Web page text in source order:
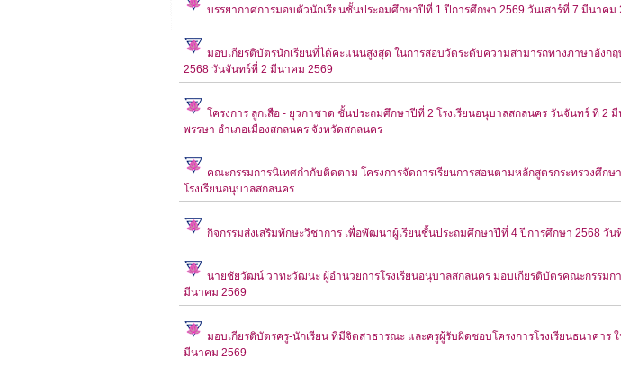
บรรยากาศการมอบตัวนักเรียนชั้นประถมศึกษาปีที่ 1 ปีการศึกษา 2569 วันเสาร์ที่ 7 มีนาค
มอบเกียรติบัตรนักเรียนที่ได้คะแนนสูงสุด ในการสอบวัดระดับความสามารถทางภาษาอังก
2568 วันจันทร์ที่ 2 มีนาคม 2569
โครงการ ลูกเสือ - ยุวกาชาด ชั้นประถมศึกษาปีที่ 2 โรงเรียนอนุบาลสกลนคร วันจันทร์ ที่ 2
พรรษา อำเภอเมืองสกลนคร จังหวัดสกลนคร
คณะกรรมการนิเทศกำกับติดตาม โครงการจัดการเรียนการสอนตามหลักสูตรกระทรวงศึก
โรงเรียนอนุบาลสกลนคร
กิจกรรมส่งเสริมทักษะวิชาการ เพื่อพัฒนาผู้เรียนชั้นประถมศึกษาปีที่ 4 ปีการศึกษา 2568 วั
นายชัยวัฒน์ วาทะวัฒนะ ผู้อำนวยการโรงเรียนอนุบาลสกลนคร มอบเกียรติบัตรคณะกรรมก
มีนาคม 2569
มอบเกียรติบัตรครู-นักเรียน ที่มีจิตสาธารณะ และครูผู้รับผิดชอบโครงการโรงเรียนธนาคา
มีนาคม 2569